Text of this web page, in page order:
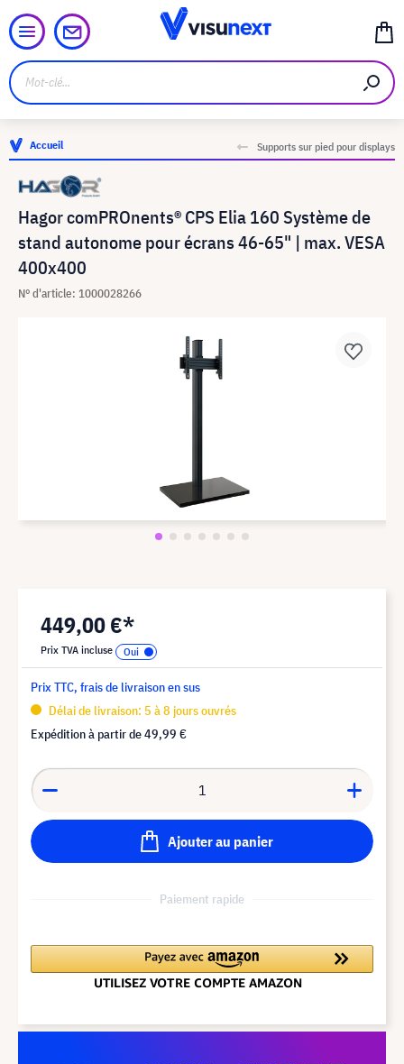
Accueil Supports sur pied pour displays
Hagor comPROnents® CPS Elia 160 Système de
stand autonome pour écrans 46-65" | max. VESA
400x400
N° d'article: 1000028266
449,00 €*
Prix TVA incluse
Prix TTC, frais de livraison en sus
Délai de livraison: 5 à 8 jours ouvrés
Expédition à partir de49,99 €
Ajouter au panier
Paiement rapide